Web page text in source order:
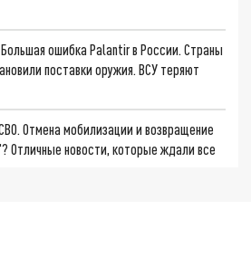
ошибка Palantir в России. Страны
поставки оружия. ВСУ теряют
Отмена мобилизации и возвращение
Отличные новости, которые ждали все